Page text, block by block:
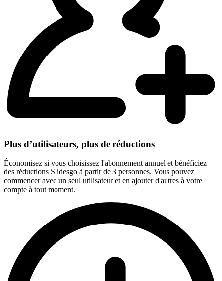
Plus d’utilisateurs, plus de réductions
Économisez si vous choisissez l'abonnement annuel et bénéficiez
des réductions Slidesgo à partir de 3 personnes. Vous pouvez
commencer avec un seul utilisateur et en ajouter d'autres à votre
compte à tout moment.